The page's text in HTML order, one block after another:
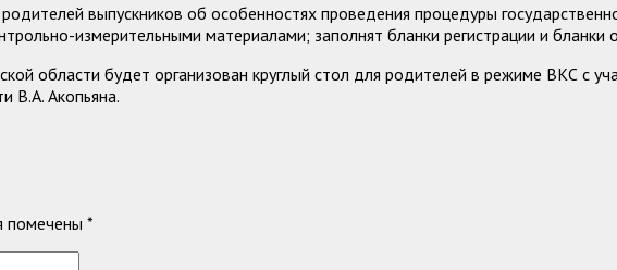
выпускников об особенностях проведения процедуры
измерительными материалами; заполнят бланки регистрации и бланки
области будет организован круглый стол для родителей в режиме ВКС с
В.А. Акопьяна.
помечены *